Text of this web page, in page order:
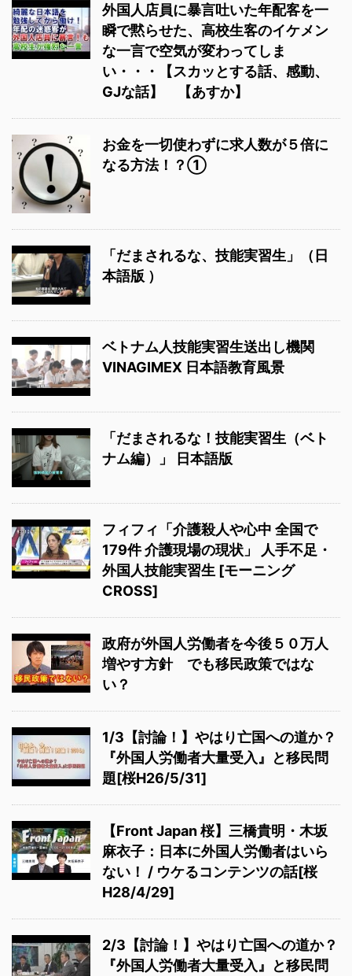
外国人店員に暴言吐いた年配客を一
瞬で黙らせた、高校生客のイケメン
な一言で空気が変わってしま
い・・・【スカッとする話、感動、
GJな話】 【あすか】
お金を一切使わずに求人数が５倍に
なる方法！？①
「だまされるな、技能実習生」（日
本語版 ）
ベトナム人技能実習生送出し機関
VINAGIMEX 日本語教育風景
「だまされるな！技能実習生（ベト
ナム編）」 日本語版
フィフィ「介護殺人や心中 全国で
179件 介護現場の現状」 人手不足・
外国人技能実習生 [モーニング
CROSS]
政府が外国人労働者を今後５０万人
増やす方針 でも移民政策ではな
い？
1/3【討論！】やはり亡国への道か？
『外国人労働者大量受入』と移民問
題[桜H26/5/31]
【Front Japan 桜】三橋貴明・木坂
麻衣子：日本に外国人労働者はいら
ない！ / ウケるコンテンツの話[桜
H28/4/29]
2/3【討論！】やはり亡国への道か？
『外国人労働者大量受入』と移民問